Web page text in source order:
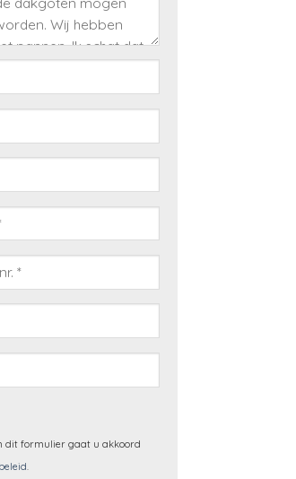
dit formulier gaat u akkoord
.